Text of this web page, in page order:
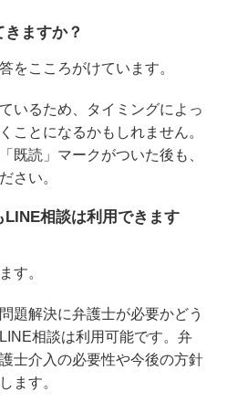
ますか？
をこころがけています。
いるため、タイミングによっ
ことになるかもしれません。
既読」マークがついた後も、
さい。
相談は利用できます
す。
題解決に弁護士が必要かどう
相談は利用可能です。弁
士介入の必要性や今後の方針
ます。